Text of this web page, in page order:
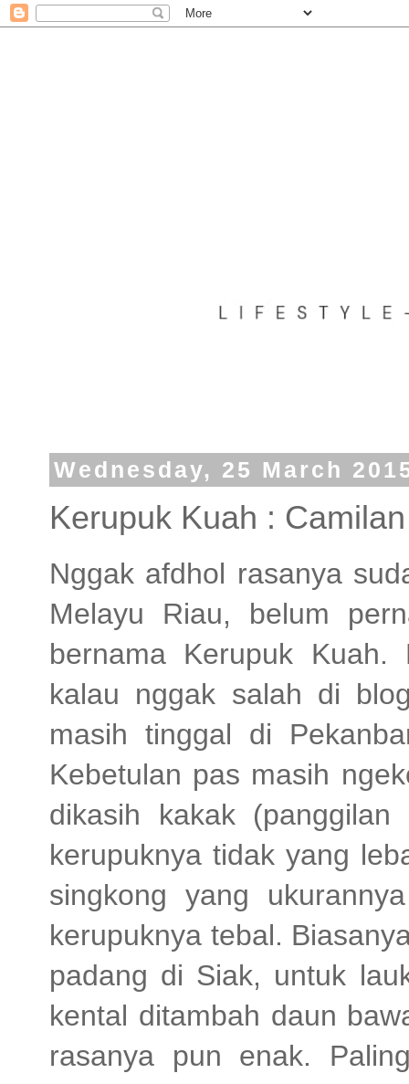
Wednesday, 25 March
Kerupuk Kuah :
Nggak afdhol rasanya
Melayu Riau, belum
bernama Kerupuk
kalau nggak salah di
masih tinggal di
Kebetulan pas masih
dikasih kakak
kerupuknya tidak yang
singkong yang
kerupuknya tebal.
padang di Siak, untuk
kental ditambah daun
rasanya pun enak.